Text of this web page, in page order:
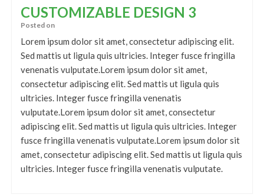
CUSTOMIZABLE DESIGN 3
Posted on
Lorem ipsum dolor sit amet, consectetur adipiscing elit.
Sed mattis ut ligula quis ultricies. Integer fusce fringilla
venenatis vulputate.Lorem ipsum dolor sit amet,
consectetur adipiscing elit. Sed mattis ut ligula quis
ultricies. Integer fusce fringilla venenatis
vulputate.Lorem ipsum dolor sit amet, consectetur
adipiscing elit. Sed mattis ut ligula quis ultricies. Integer
fusce fringilla venenatis vulputate.Lorem ipsum dolor sit
amet, consectetur adipiscing elit. Sed mattis ut ligula quis
ultricies. Integer fusce fringilla venenatis vulputate.